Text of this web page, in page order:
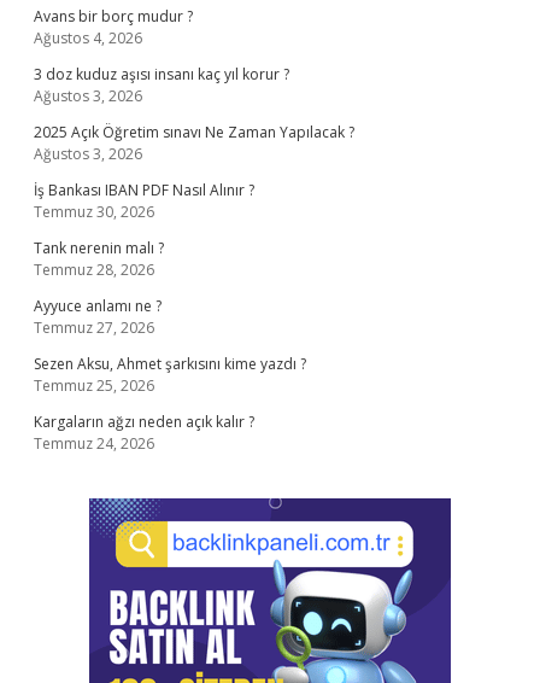
Avans bir borç mudur ?
Ağustos 4, 2026
3 doz kuduz aşısı insanı kaç yıl korur ?
Ağustos 3, 2026
2025 Açık Öğretim sınavı Ne Zaman Yapılacak ?
Ağustos 3, 2026
İş Bankası IBAN PDF Nasıl Alınır ?
Temmuz 30, 2026
Tank nerenin malı ?
Temmuz 28, 2026
Ayyuce anlamı ne ?
Temmuz 27, 2026
Sezen Aksu, Ahmet şarkısını kime yazdı ?
Temmuz 25, 2026
Kargaların ağzı neden açık kalır ?
Temmuz 24, 2026